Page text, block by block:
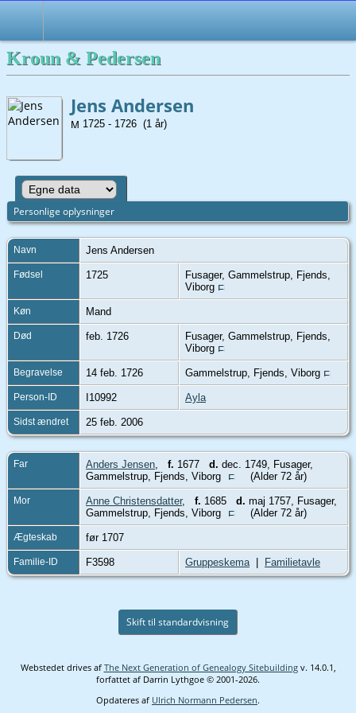
Kroun & Pedersen
Jens Andersen
1725 - 1726 (1 år)
Personlige oplysninger
Navn Jens Andersen
Fødsel 1725
Fusager, Gammelstrup, Fjends,
Viborg
Køn Mand
Død feb. 1726
Fusager, Gammelstrup, Fjends,
Viborg
Begravelse 14 feb. 1726 Gammelstrup, Fjends, Viborg
Person-ID I10992 Ayla
Sidst ændret 25 feb. 2006
Far Anders Jensen f. 1677 d. dec. 1749, Fusager,
Gammelstrup, Fjends, Viborg
(Alder 72 år)
Mor Anne Christensdatter, f. 1685 d. maj 1757, Fusager,
Gammelstrup, Fjends, Viborg
(Alder 72 år)
Ægteskab før 1707
Familie-ID F3598 Gruppeskema | Familietavle
Skift til standardvisning
Webstedet drives af The Next Generation of Genealogy Sitebuildingv. 14.0.1,
forfattet af Darrin Lythgoe © 2001-2026.
Opdateres af Ulrich Normann Pedersen.